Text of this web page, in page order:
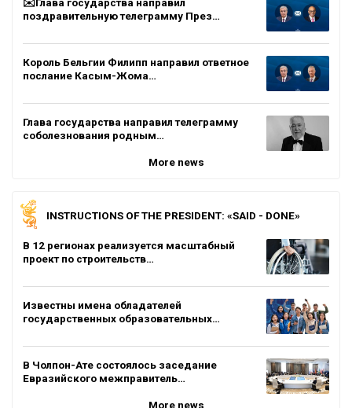
поздравительную телеграмму През…
Король Бельгии Филипп направил ответное
послание Касым-Жома…
Глава государства направил телеграмму
соболезнования родным…
More news
INSTRUCTIONS OF THE PRESIDENT: «SAID - DONE»
В 12 регионах реализуется масштабный
проект по строительств…
Известны имена обладателей
государственных образовательных…
В Чолпон-Ате состоялось заседание
Евразийского межправитель…
More news